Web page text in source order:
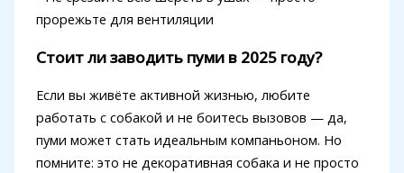
прорежьте для вентиляции
Стоит ли заводить пуми в 2025 году?
Если вы живёте активной жизнью, любите
работать с собакой и не боитесь вызовов — да,
пуми может стать идеальным компаньоном. Но
помните: это не декоративная собака и не просто